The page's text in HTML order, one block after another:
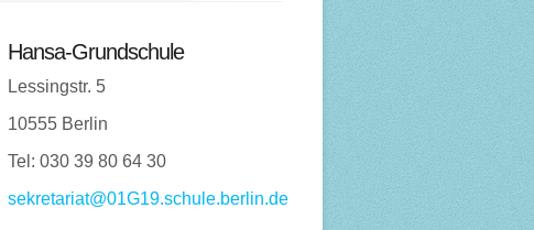
Hansa-Grundschule
Lessingstr. 5
10555 Berlin
Tel: 030 39 80 64 30
sekretariat@01G19.schule.berlin.de